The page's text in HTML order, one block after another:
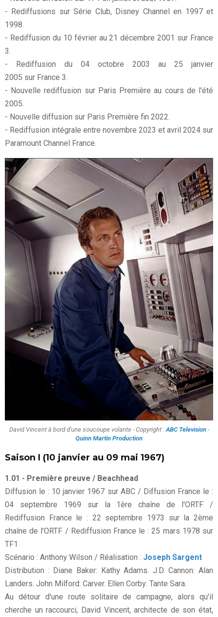
- Rediffusions sur Série Club, Disney Channel en 1997 et
1998.
- Rediffusion du 10 février au 21 décembre 2001 sur France
3.
- Rediffusion du 04 octobre 2003 au 25 janvier
2005 sur France 3.
- Nouvelle rediffusion sur Paris Première au cours de l'été
2005.
- Nouvelle diffusion sur Paris Première fin 2022.
- Rediffusion intégrale entre novembre 2023 et avril 2024 sur
Paramount Channel France.
David Vincent à bord d'une soucoupe volante - Copyright : ABC Television-
Quinn Martin Production
Saison I (10 janvier au 09 mai 1967)
1.01 - Première preuve / Beachhead
Diffusion le : 10 janvier 1967 sur ABC / Diffusion France le :
04 septembre 1969 sur la 1ère chaîne de l'ORTF /
Rediffusion France le : 22 septembre 1973 sur la 2ème
chaîne de l'ORTF / Rediffusion France le : 25 mars 1978 sur
TF1
Scénario : Anthony Wilson / Réalisation : Joseph Sargent
Distribution : Diane Baker: Kathy Adams. J.D. Cannon: Alan
Landers. John Milford: Carver. Ellen Corby: Tante Sara.
Au détour d'une route solitaire de campagne, alors qu'il
cherche un raccourci, David Vincent, architecte de son état,